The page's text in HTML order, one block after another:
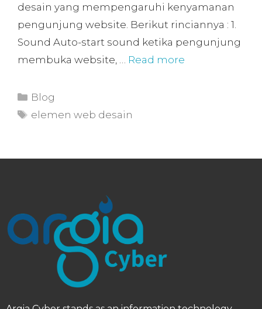
desain yang mempengaruhi kenyamanan
pengunjung website. Berikut rinciannya : 1.
Sound Auto-start sound ketika pengunjung
membuka website, … Read more
Blog
elemen web desain